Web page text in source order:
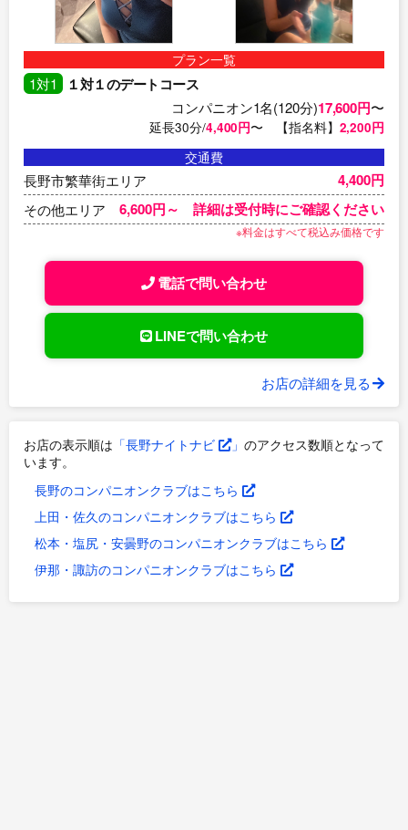
プラン一覧
1対1 １対１のデートコース
コンパニオン1名(120分)17,600円〜
延長30分/4,400円〜 【指名料】 2,200円
交通費
長野市繁華街エリア 4,400円
その他エリア 6,600円～ 詳細は受付時にご確認ください
※料金はすべて税込み価格です
電話で問い合わせ
LINEで問い合わせ
お店の詳細を見る
お店の表示順は 「長野ナイトナビ 」 のアクセス数順となって
います。
長野のコンパニオンクラブはこちら
上田・佐久のコンパニオンクラブはこちら
松本・塩尻・安曇野のコンパニオンクラブはこちら
伊那・諏訪のコンパニオンクラブはこちら